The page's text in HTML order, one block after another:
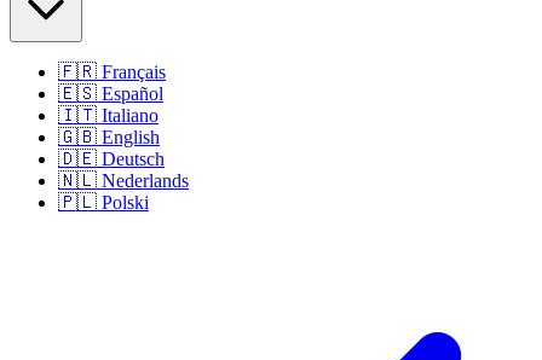
🇫🇷 Français
🇪🇸 Español
🇮🇹 Italiano
🇬🇧 English
🇩🇪 Deutsch
🇳🇱 Nederlands
🇵🇱 Polski